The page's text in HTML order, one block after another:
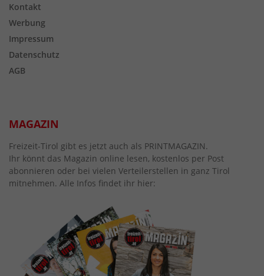
Kontakt
Werbung
Impressum
Datenschutz
AGB
MAGAZIN
Freizeit-Tirol gibt es jetzt auch als PRINTMAGAZIN.
Ihr könnt das Magazin online lesen, kostenlos per Post
abonnieren oder bei vielen Verteilerstellen in ganz Tirol
mitnehmen. Alle Infos findet ihr hier: